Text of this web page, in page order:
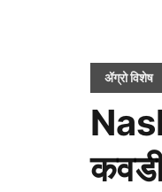
ॲग्रो विशेष